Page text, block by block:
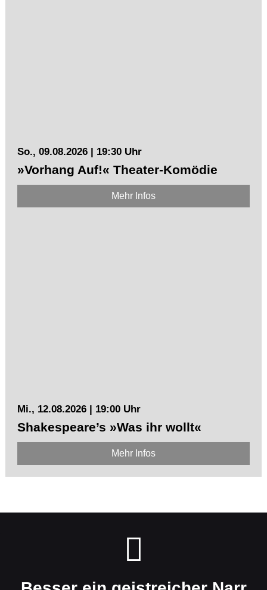
So., 09.08.2026 | 19:30 Uhr
»Vorhang Auf!« Theater-Komödie
Mehr Infos
Mi., 12.08.2026 | 19:00 Uhr
Shakespeare’s »Was ihr wollt«
Mehr Infos